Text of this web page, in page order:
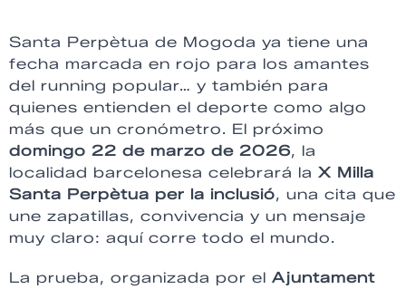
Santa Perpètua de Mogoda ya tiene una
fecha marcada en rojo para los amantes
del running popular… y también para
quienes entienden el deporte como algo
más que un cronómetro. El próximo
domingo 22 de marzo de 2026, la
localidad barcelonesa celebrará la X Milla
Santa Perpètua per la inclusió, una cita que
une zapatillas, convivencia y un mensaje
muy claro: aquí corre todo el mundo.
La prueba, organizada por el Ajuntament